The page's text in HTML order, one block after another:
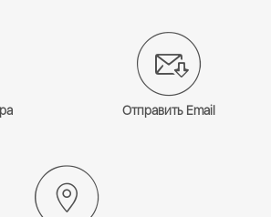
Отправить Email